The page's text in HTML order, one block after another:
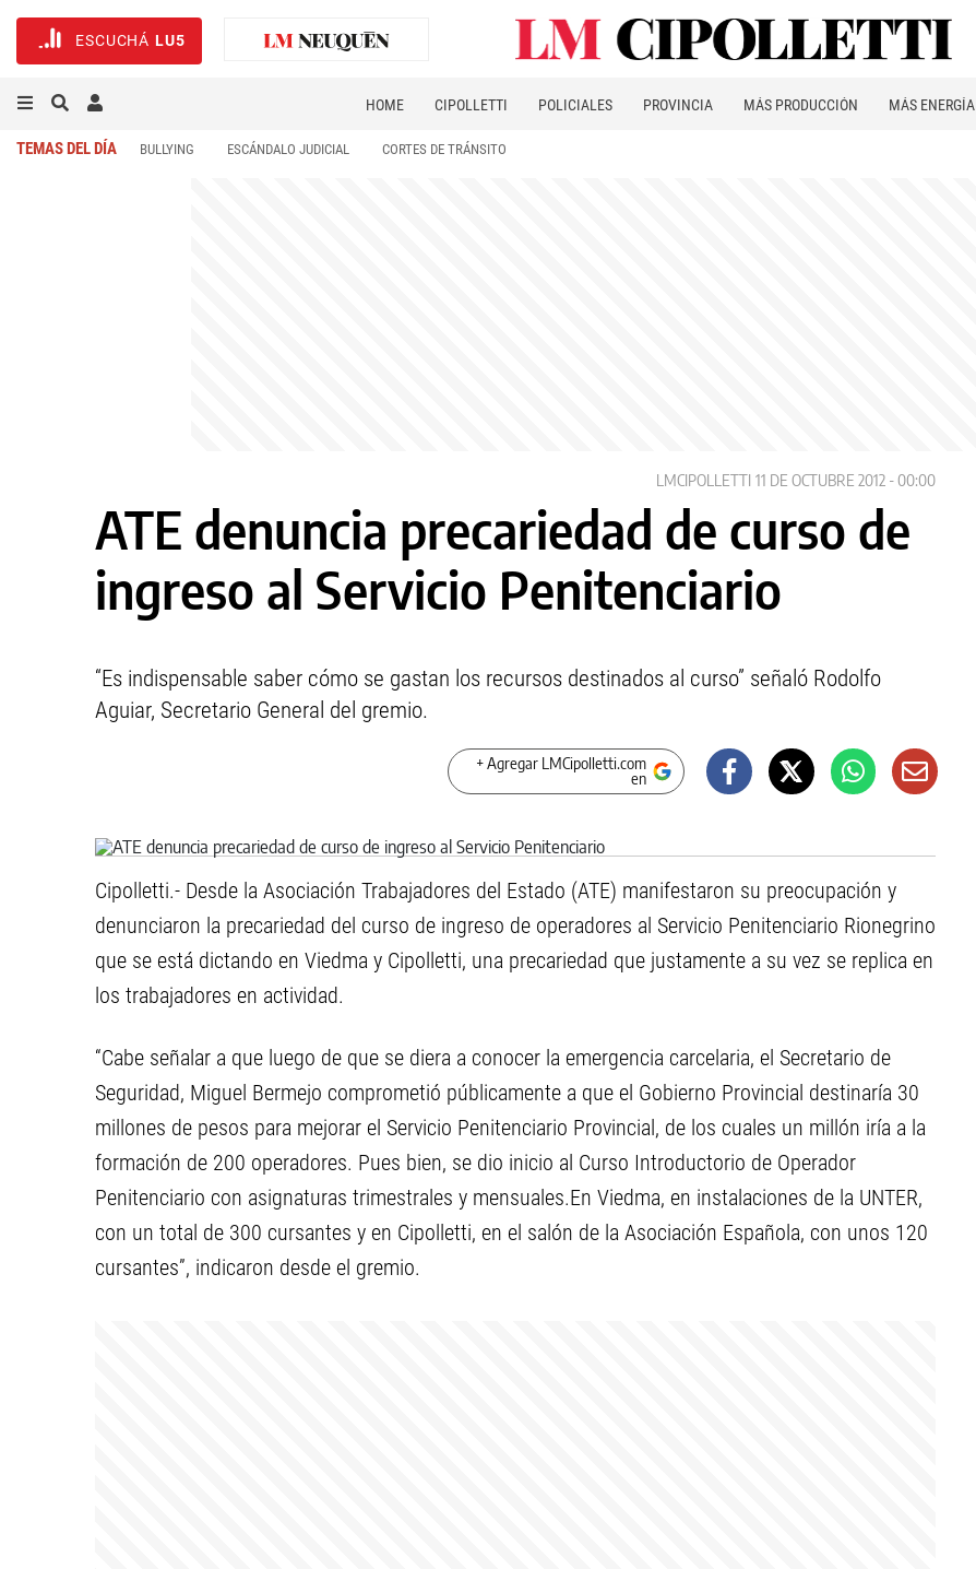
ESCUCHÁ LU5
HOME CIPOLLETTI POLICIALES PROVINCIA MÁS PRODUCCIÓN MÁS ENERGÍA
TEMAS DEL DÍA BULLYING ESCÁNDALO JUDICIAL CORTES DE TRÁNSITO
LMCIPOLLETTI 11 DE OCTUBRE 2012 - 00:00
ATE denuncia precariedad de curso de
ingreso al Servicio Penitenciario
“Es indispensable saber cómo se gastan los recursos destinados al curso” señaló Rodolfo
Aguiar, Secretario General del gremio.
+ Agregar LMCipolletti.com
en
Cipolletti.- Desde la Asociación Trabajadores del Estado (ATE) manifestaron su preocupación y
denunciaron la precariedad del curso de ingreso de operadores al Servicio Penitenciario Rionegrino
que se está dictando en Viedma y Cipolletti, una precariedad que justamente a su vez se replica en
los trabajadores en actividad.
“Cabe señalar a que luego de que se diera a conocer la emergencia carcelaria, el Secretario de
Seguridad, Miguel Bermejo comprometió públicamente a que el Gobierno Provincial destinaría 30
millones de pesos para mejorar el Servicio Penitenciario Provincial, de los cuales un millón iría a la
formación de 200 operadores. Pues bien, se dio inicio al Curso Introductorio de Operador
Penitenciario con asignaturas trimestrales y mensuales.En Viedma, en instalaciones de la UNTER,
con un total de 300 cursantes y en Cipolletti, en el salón de la Asociación Española, con unos 120
cursantes”, indicaron desde el gremio.